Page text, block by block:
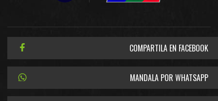
COMPARTILA EN FACEBOOK
MANDALA POR WHATSAPP